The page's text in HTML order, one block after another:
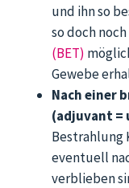
und ihn so
so doch
(BET)
Gewebe
Nach einer
(adjuvant
Bestrahlung
eventuell
verblieben